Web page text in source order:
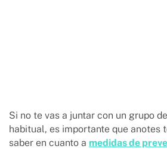
Si no te vas a juntar con un grupo
habitual, es importante que anotes
saber en cuanto a medidas de